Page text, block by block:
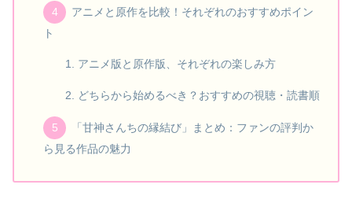
アニメと原作を比較！それぞれのおすすめポイン
ト
アニメ版と原作版、それぞれの楽しみ方
どちらから始めるべき？おすすめの視聴・読書順
「甘神さんちの縁結び」まとめ：ファンの評判か
ら見る作品の魅力